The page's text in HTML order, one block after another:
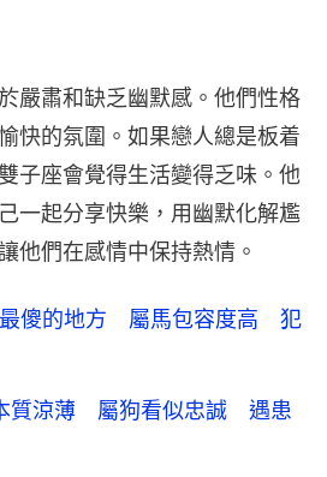
嚴肅和缺乏幽默感。他們性格
快的氛圍。如果戀人總是板着
子座會覺得生活變得乏味。他
一起分享快樂，用幽默化解尷
他們在感情中保持熱情。
最傻的地方 屬馬包容度高 犯
質涼薄 屬狗看似忠誠 遇患